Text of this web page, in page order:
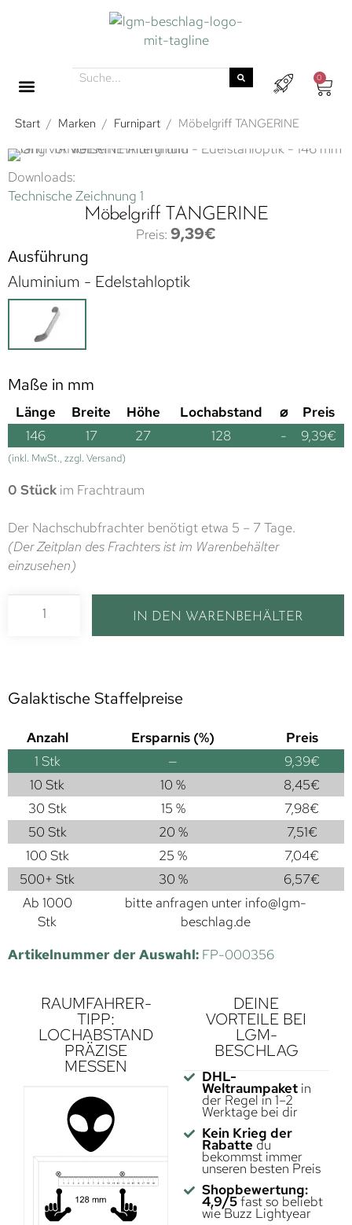
0
Start / Marken / Furnipart / Möbelgriff TANGERINE
Downloads:
Technische Zeichnung 1
Möbelgriff TANGERINE
9,39€
Ausführung
Aluminium - Edelstahloptik
Maße in mm
Länge Breite Höhe Lochabstand ⌀
Preis
146
17 27 128 - 9,39€
(inkl. MwSt., zzgl. Versand)
0 Stück im Frachtraum
Der Nachschubfrachter benötigt etwa 5 – 7 Tage.
(Der Zeitplan des Frachters ist im Warenbehälter
einzusehen)
IN DEN WARENBEHÄLTER
Galaktische Staffelpreise
Anzahl Ersparnis (%)
Preis
1 Stk — 9,39€
10 Stk
10 % 8,45€
30 Stk
15 % 7,98€
50 Stk
20 % 7,51€
100 Stk
25 % 7,04€
500+ Stk
30 % 6,57€
Ab 1000
Stk
bitte anfragen unter info@lgm-
beschlag.de
Artikelnummer der Auswahl: FP-000356
RAUMFAHRER-
TIPP:
LOCHABSTAND
PRÄZISE
MESSEN
DEINE
VORTEILE BEI
LGM-
BESCHLAG
DHL-
Weltraumpaketin
der Regel in 1–2
Werktage bei dir
Kein Krieg der
Rabatte du
bekommst immer
unseren besten Preis
Shopbewertung:
4,9/5fast so beliebt
wie Buzz Lightyear